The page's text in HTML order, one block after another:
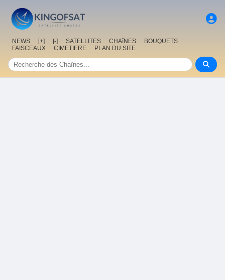
NEWS [+] [-] SATELLITES CHAîNES
BOUQUETS
FAISCEAUX
CIMETIERE PLAN DU SITE